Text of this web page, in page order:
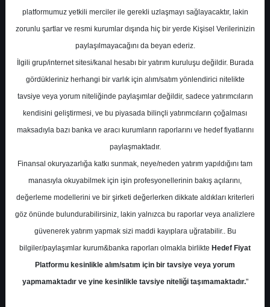
En Yüksek Tahmin
Ortalama Fiyat Tahmini 46,59 ₺
Ortalama Getiri Potansiyeli %12.11
Kurum Sayısı
8
3 2
Paralel
Get.
1
Üstü Get.
2
platformumuz yetkili merciler ile gerekli uzlaşmayı sağlayacaktır, lakin
zorunlu şartlar ve resmi kurumlar dışında hiç bir yerde Kişisel Verilerinizin
paylaşılmayacağını da beyan ederiz.
İlgili grup/internet sitesi/kanal hesabı bir yatırım kuruluşu değildir. Burada
gördükleriniz herhangi bir varlık için alım/satım yönlendirici nitelikte
tavsiye veya yorum niteliğinde paylaşımlar değildir, sadece yatırımcıların
kendisini geliştirmesi, ve bu piyasada bilinçli yatırımcıların çoğalması
maksadıyla bazı banka ve aracı kurumların raporlarını ve hedef fiyatlarını
paylaşmaktadır.
Finansal okuryazarlığa katkı sunmak, neye/neden yatırım yapıldığını tam
manasıyla okuyabilmek için işin profesyonellerinin bakış açılarını,
değerleme modellerini ve bir şirketi değerlerken dikkate aldıkları kriterleri
göz önünde bulundurabilirsiniz, lakin yalnızca bu raporlar veya analizlere
güvenerek yatırım yapmak sizi maddi kayıplara uğratabilir.. Bu
bilgiler/paylaşımlar kurum&banka raporları olmakla birlikte Hedef Fiyat
Platformu kesinlikle alım/satım için bir tavsiye veya yorum
yapmamaktadır ve yine kesinlikle tavsiye niteliği taşımamaktadır."